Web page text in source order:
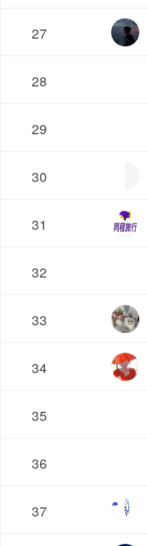
27
28
29
30
31
32
33
34
35
36
37